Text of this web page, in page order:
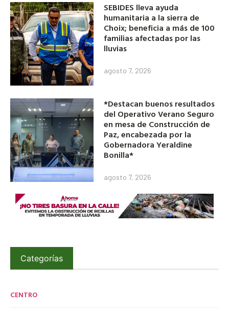
SEBIDES lleva ayuda
humanitaria a la sierra de
Choix; beneficia a más de 100
familias afectadas por las
lluvias
agosto 7, 2026
*Destacan buenos resultados
del Operativo Verano Seguro
en mesa de Construcción de
Paz, encabezada por la
Gobernadora Yeraldine
Bonilla*
agosto 7, 2026
Categorías
CENTRO